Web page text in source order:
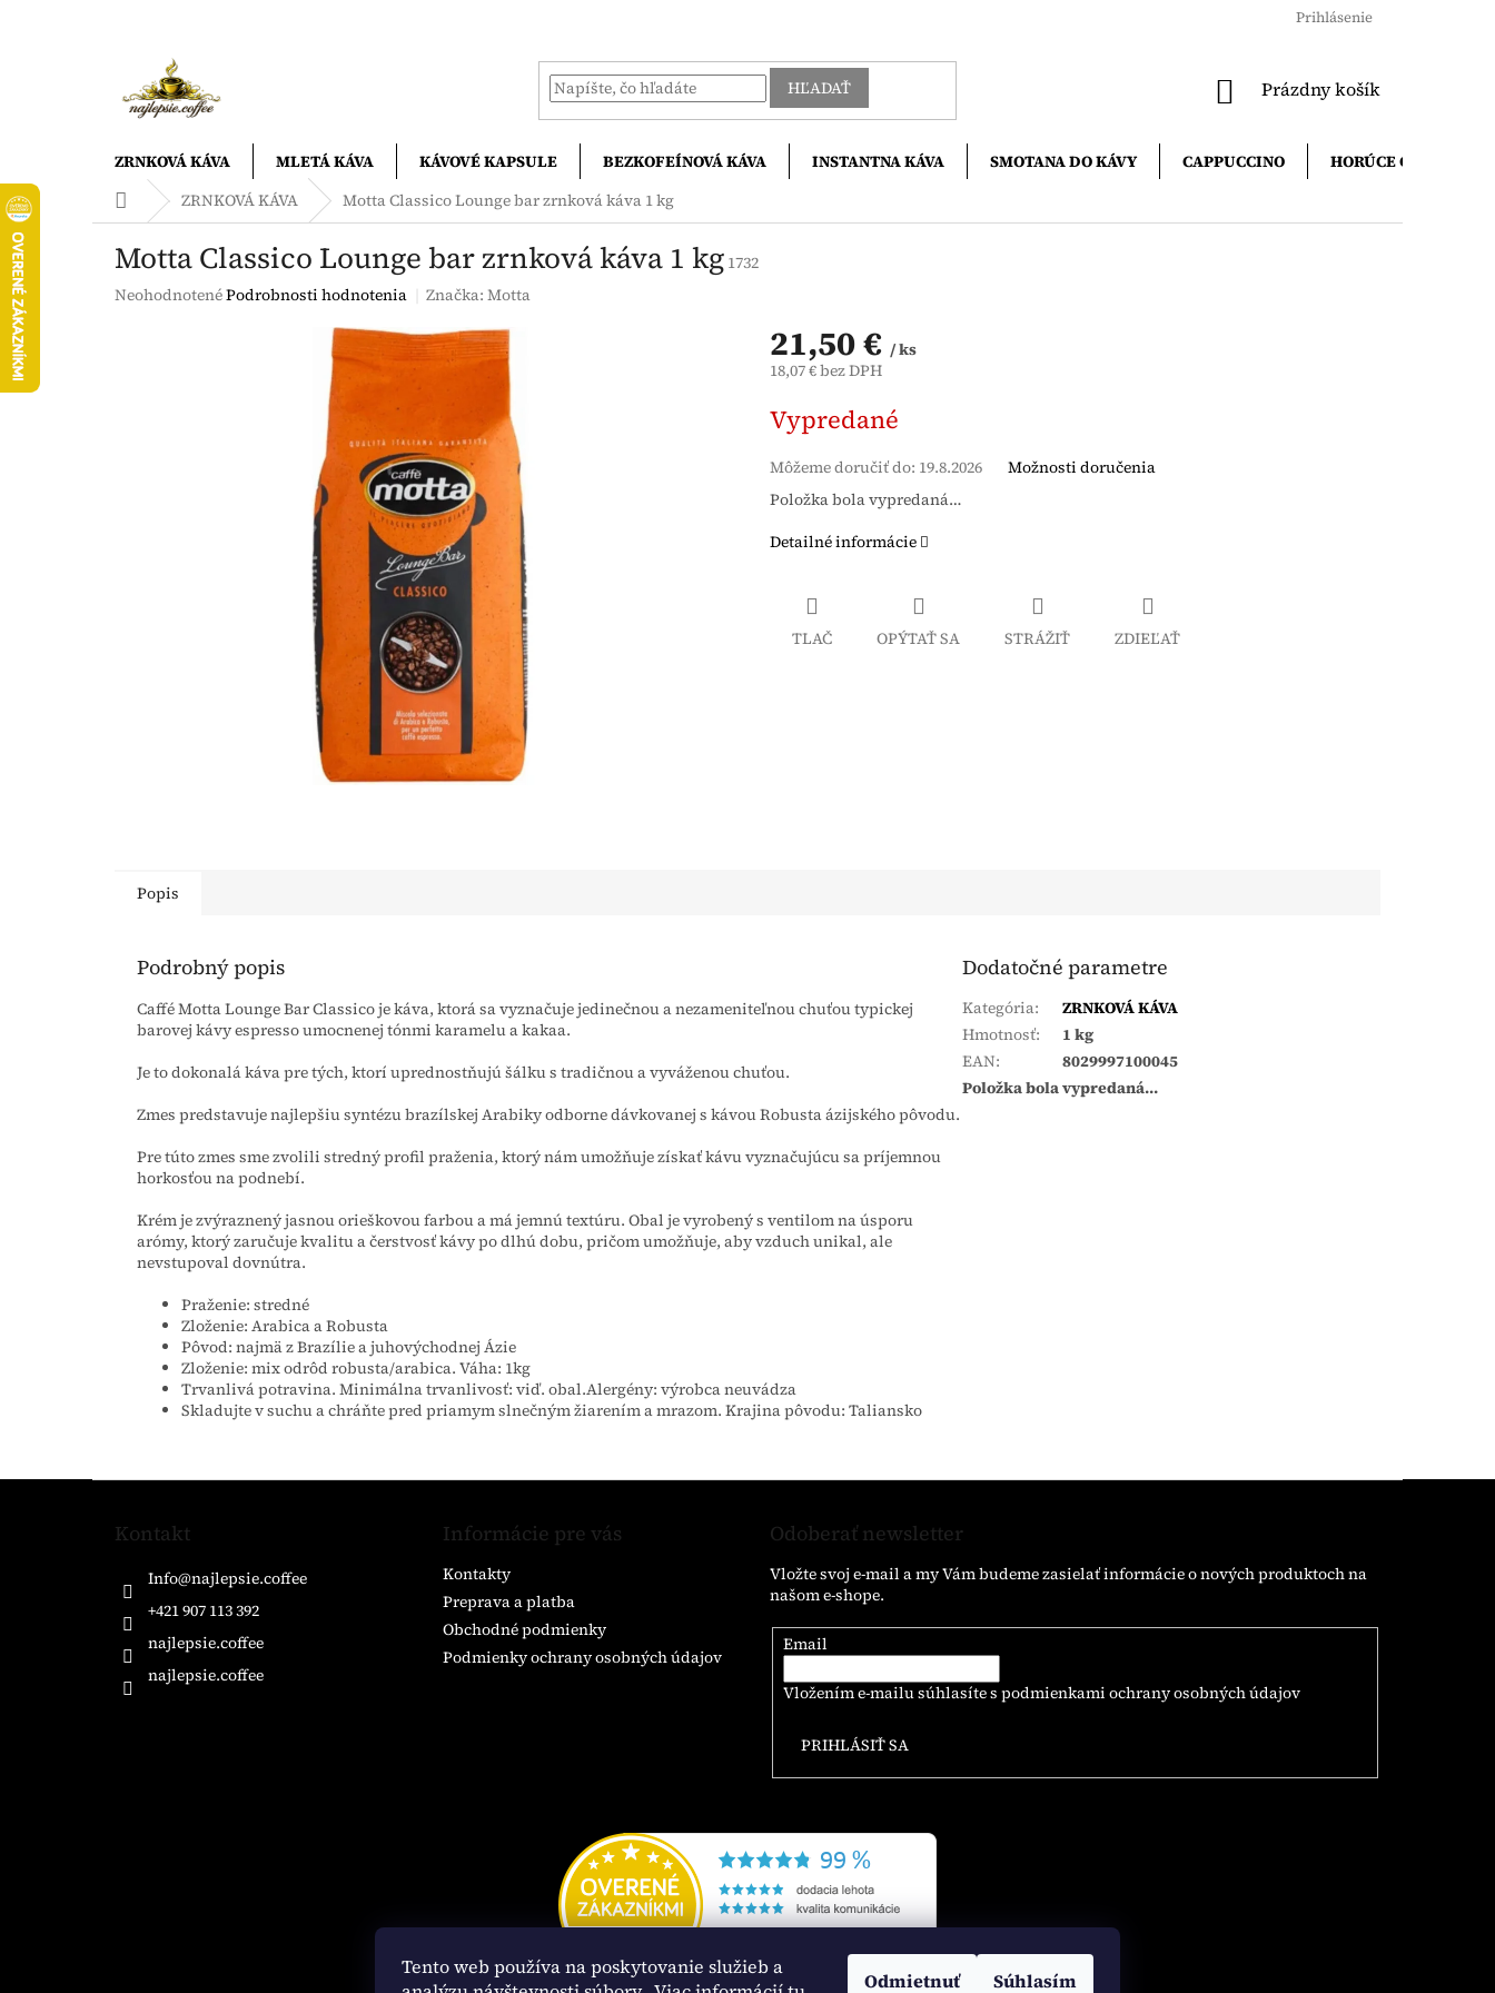
Tento web používa na poskytovanie služieb a
Odmietnuť Súhlasím
Prihlásenie
HĽADAŤ
NÁKUPNÝ
Prázdny košík
ZRNKOVÁ KÁVA MLETÁ KÁVA KÁVOVÉ KAPSULE BEZKOFEÍNOVÁ KÁVA INSTANTNA KÁVA SMOTANA DO KÁVY CAPPUCCINO
HORÚCE ČOKOLÁDY
DomovZRNKOVÁ KÁVA Motta Classico Lounge bar zrnková káva 1 kg
Motta Classico Lounge bar zrnková káva 1 kg 1732
Priemerné
NeohodnotenéPodrobnosti hodnotenia Značka:Motta
21,50 € / ks
18,07 € bez DPH
cena:
Vypredané
Môžeme doručiť do: 19.8.2026
Možnosti doručenia
Položka bola vypredaná…
Detailné informácie
TLAČ OPÝTAŤ SA STRÁŽIŤ ZDIEĽAŤ
Popis
Podrobný popis
Caffé Motta Lounge Bar Classico je káva, ktorá sa vyznačuje jedinečnou a nezameniteľnou chuťou typickej
barovej kávy espresso umocnenej tónmi karamelu a kakaa.
Je to dokonalá káva pre tých, ktorí uprednostňujú šálku s tradičnou a vyváženou chuťou.
Zmes predstavuje najlepšiu syntézu brazílskej Arabiky odborne dávkovanej s kávou Robusta ázijského pôvodu.
Pre túto zmes sme zvolili stredný profil praženia, ktorý nám umožňuje získať kávu vyznačujúcu sa príjemnou
horkosťou na podnebí.
Krém je zvýraznený jasnou orieškovou farbou a má jemnú textúru. Obal je vyrobený s ventilom na úsporu
arómy, ktorý zaručuje kvalitu a čerstvosť kávy po dlhú dobu, pričom umožňuje, aby vzduch unikal, ale
nevstupoval dovnútra.
Praženie: stredné
Zloženie: Arabica a Robusta
Pôvod: najmä z Brazílie a juhovýchodnej Ázie
Zloženie: mix odrôd robusta/arabica. Váha: 1kg
Trvanlivá potravina. Minimálna trvanlivosť: viď. obal.Alergény: výrobca neuvádza
Skladujte v suchu a chráňte pred priamym slnečným žiarením a mrazom. Krajina pôvodu: Taliansko
Dodatočné parametre
Kategória:
ZRNKOVÁ KÁVA
Hmotnosť:
1 kg
EAN:
8029997100045
Položka bola vypredaná…
Kontakt
Info@najlepsie.coffee
+421 907 113 392
najlepsie.coffee
najlepsie.coffee
Informácie pre vás
Kontakty
Preprava a platba
Obchodné podmienky
Podmienky ochrany osobných údajov
Odoberať newsletter
Vložte svoj e-mail a my Vám budeme zasielať informácie o nových produktoch na
našom e-shope.
Email
Vložením e-mailu súhlasíte s podmienkami ochrany osobných údajov
PRIHLÁSIŤ SA